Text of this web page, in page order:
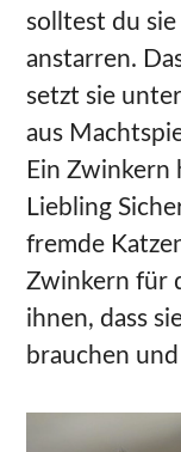
solltest du
anstarren.
setzt sie
aus
Ein Zwinkern
Liebling
fremde
Zwinkern für
ihnen, dass
brauchen